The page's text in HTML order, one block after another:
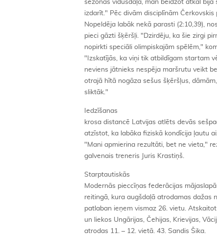
sezonas vidusdaļā, man beidzot atkal
izdarīt." Pēc divām disciplīnām
Nopeldēja labāk nekā parasti (2:10,39),
pieci gāzti šķēršļi. "Dzirdēju, ka šie zirgi
nopirkti speciāli olimpiskajām spēlēm,"
"Izskatījās, ka viņi tik atbildīgam startam
neviens jātnieks nespēja maršrutu veikt
otrajā hītā nogāza sešus šķēršļus,
sliktāk."
Iedzīšanas
krosa distancē Latvijas atlēts devās
atzīstot, ka labāka fiziskā kondīcija ļautu
"Mani apmierina rezultāti, bet ne vieta,"
galvenais treneris Juris Krastiņš.
Starptautiskās
Modernās pieccīņas federācijas
reitingā, kura augšdaļā atrodamas dažas
patlaban ieņem vismaz 26. vietu.
un liekos Ungārijas, Čehijas, Krievijas,
atrodas 11. – 12. vietā. 43. Sandis Šika.